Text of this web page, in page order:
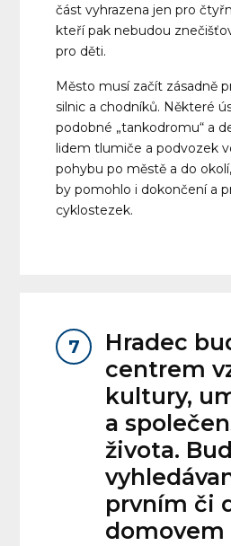
část vyhrazena jen pro
kteří pak nebudou
pro děti.
Město musí začít zásadně
silnic a chodníků. Některé
podobné „tankodromu“ a
lidem tlumiče a podvozek
pohybu po městě a do
by pomohlo i dokončení a
cyklostezek.
7
Hradec
centrem
kultury,
a
života.
prvním či
domovem